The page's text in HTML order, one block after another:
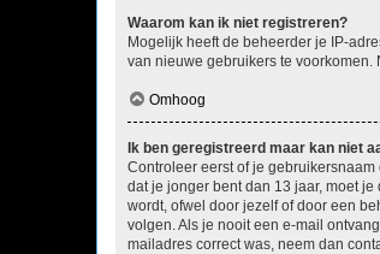
Waarom kan ik niet registreren?
Mogelijk heeft de beheerder je IP-
van nieuwe gebruikers te voorkomen.
Omhoog
Ik ben geregistreerd maar kan niet
Controleer eerst of je
dat je jonger bent dan 13 jaar, moet
wordt, ofwel door jezelf of door een
volgen. Als je nooit een e-mail
mailadres correct was, neem dan